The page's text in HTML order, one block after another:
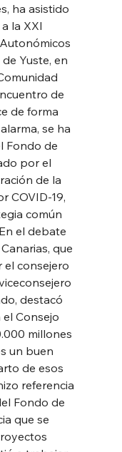
ha asistido
la XXI
Yuste, en
de
de forma
se ha
Fondo de
por el
de la
COVID-19,
común
el debate
que
consejero
destacó
Consejo
millones
un buen
de esos
referencia
Fondo de
que se